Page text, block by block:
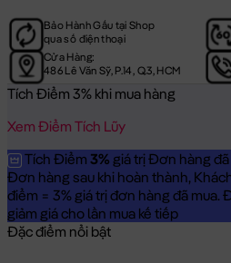
Bảo Hành Gấu tại Shop
qua số điện thoại
Cửa Hàng:
486 Lê Văn Sỹ, P.14, Q.3, HCM
Tích Điểm 3% khi mua hàng
Xem Điểm Tích Lũy
Tích Điểm 3% giá trị Đơn hàng đã
Đơn hàng sau khi hoàn thành,
điểm = 3% giá trị đơn hàng đã
giảm giá cho lần mua kế tiếp
Đặc điểm nổi bật